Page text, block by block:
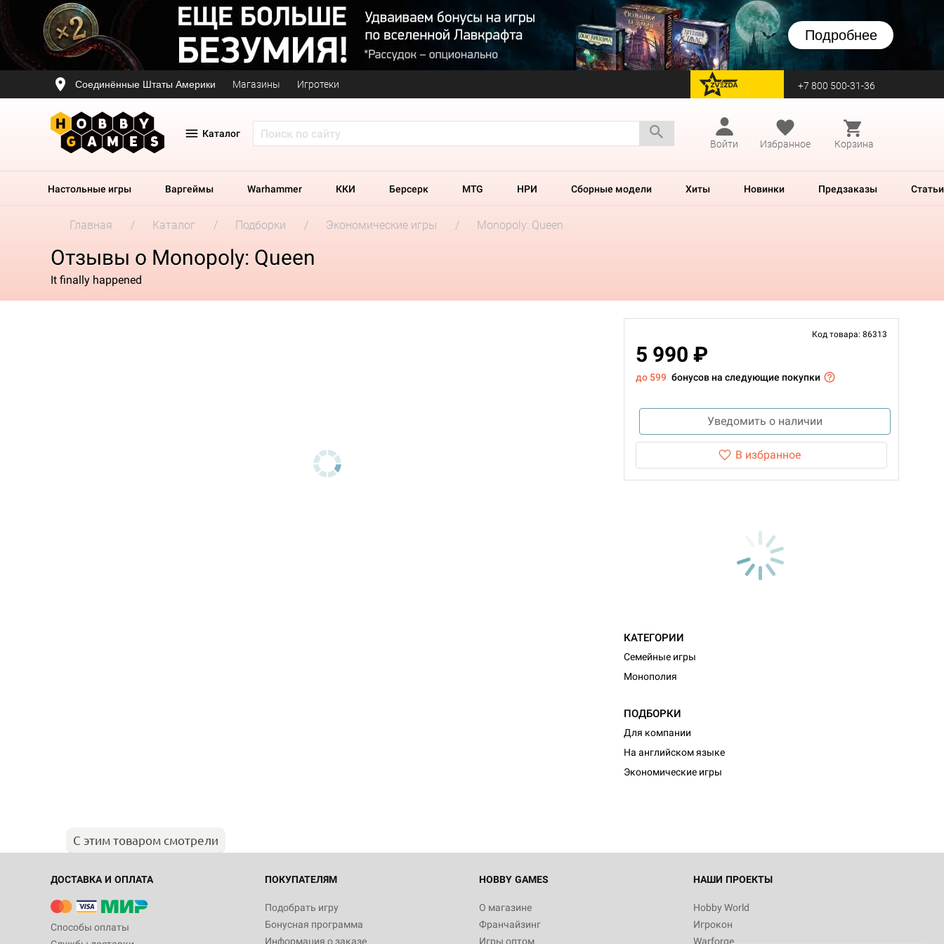
Подробнее
Соединённые Штаты Америки Магазины Игротеки перейти на Zvezda +7 800 500-31-36
Каталог
Войти
Избранное Корзина
Настольные игры Варгеймы Warhammer ККИ Берсерк MTG НРИ Сборные модели Хиты Новинки Предзаказы Статьи
Главная Каталог Подборки Экономические игры Monopoly: Queen
Отзывы о Monopoly: Queen
It finally happened
Код товара: 86313
5 990 ₽
до 599 бонусов на следующие покупки
Уведомить о наличии
В избранное
КАТЕГОРИИ
Семейные игры
Монополия
ПОДБОРКИ
Для компании
На английском языке
Экономические игры
С этим товаром смотрели
ДОСТАВКА И ОПЛАТА
Способы оплаты
ПОКУПАТЕЛЯМ
Подобрать игру
Бонусная программа
Информация о заказе
HOBBY GAMES
О магазине
Франчайзинг
Игры оптом
НАШИ ПРОЕКТЫ
Hobby World
Игрокон
Warforge